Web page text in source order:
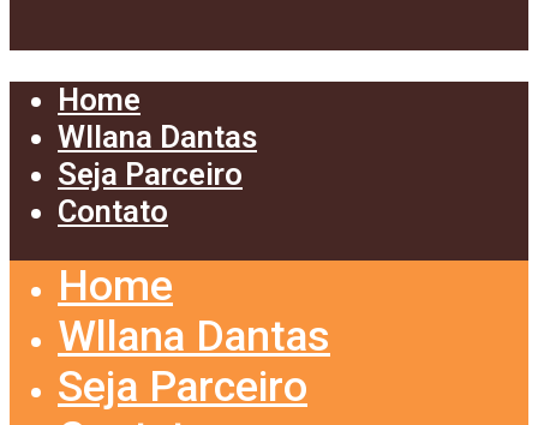
Home
Wllana Dantas
Seja Parceiro
Contato
Home
Wllana Dantas
Seja Parceiro